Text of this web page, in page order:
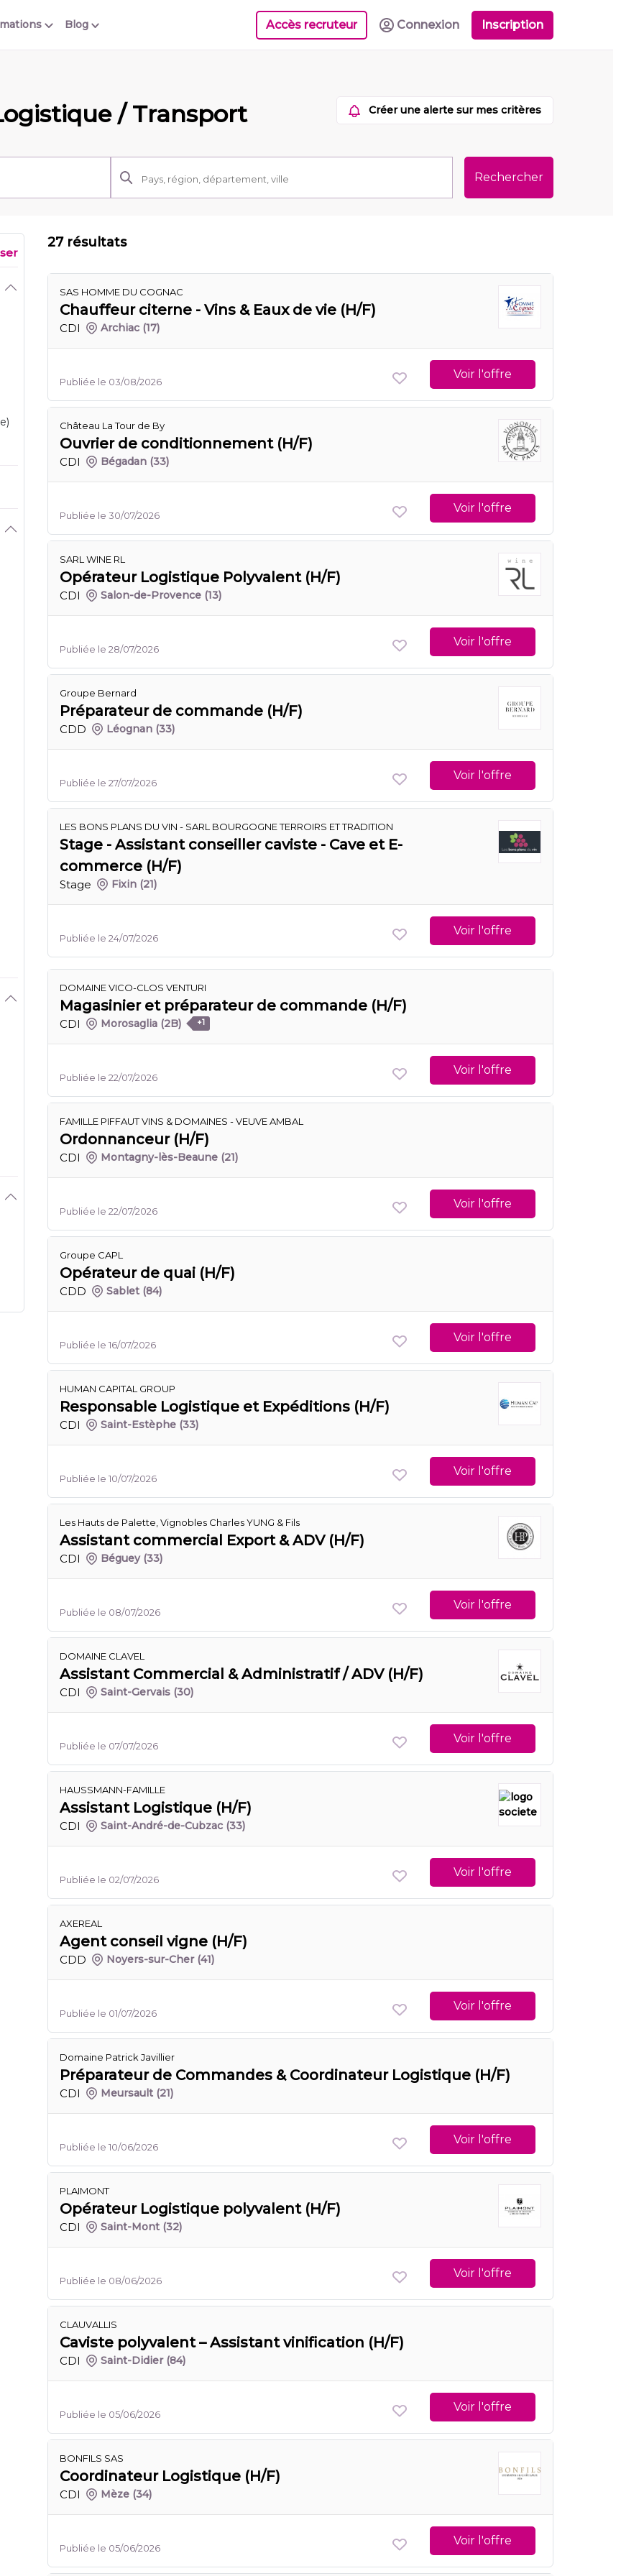
Blog Accès recruteur Connexion Inscription
/ Transport Créer une alerte sur mes critères
Rechercher
27 résultats
SAS HOMME DU COGNAC
Chauffeur citerne - Vins & Eaux de vie (H/F)
CDI Archiac (17)
Publiée le 03/08/2026
Voir l'offre
Château La Tour de By
Ouvrier de conditionnement (H/F)
CDI Bégadan (33)
Publiée le 30/07/2026
Voir l'offre
SARL WINE RL
Opérateur Logistique Polyvalent (H/F)
CDI Salon-de-Provence (13)
Publiée le 28/07/2026
Voir l'offre
Groupe Bernard
Préparateur de commande (H/F)
CDD Léognan (33)
Publiée le 27/07/2026
Voir l'offre
LES BONS PLANS DU VIN - SARL BOURGOGNE TERROIRS ET TRADITION
Stage - Assistant conseiller caviste - Cave et E-
commerce (H/F)
Stage Fixin (21)
Publiée le 24/07/2026
Voir l'offre
DOMAINE VICO-CLOS VENTURI
Magasinier et préparateur de commande (H/F)
CDI Morosaglia (2B) +1
Publiée le 22/07/2026
Voir l'offre
FAMILLE PIFFAUT VINS & DOMAINES - VEUVE AMBAL
Ordonnanceur (H/F)
CDI Montagny-lès-Beaune (21)
Publiée le 22/07/2026
Voir l'offre
Groupe CAPL
Opérateur de quai (H/F)
CDD Sablet (84)
Publiée le 16/07/2026
Voir l'offre
HUMAN CAPITAL GROUP
Responsable Logistique et Expéditions (H/F)
CDI Saint-Estèphe (33)
Publiée le 10/07/2026
Voir l'offre
Les Hauts de Palette, Vignobles Charles YUNG & Fils
Assistant commercial Export & ADV (H/F)
CDI Béguey (33)
Publiée le 08/07/2026
Voir l'offre
DOMAINE CLAVEL
Assistant Commercial & Administratif / ADV (H/F)
CDI Saint-Gervais (30)
Publiée le 07/07/2026
Voir l'offre
HAUSSMANN-FAMILLE
Assistant Logistique (H/F)
CDI Saint-André-de-Cubzac (33)
Publiée le 02/07/2026
Voir l'offre
AXEREAL
Agent conseil vigne (H/F)
CDD Noyers-sur-Cher (41)
Publiée le 01/07/2026
Voir l'offre
Domaine Patrick Javillier
Préparateur de Commandes & Coordinateur Logistique (H/F)
CDI Meursault (21)
Publiée le 10/06/2026
Voir l'offre
PLAIMONT
Opérateur Logistique polyvalent (H/F)
CDI Saint-Mont (32)
Publiée le 08/06/2026
Voir l'offre
CLAUVALLIS
Caviste polyvalent – Assistant vinification (H/F)
CDI Saint-Didier (84)
Publiée le 05/06/2026
Voir l'offre
BONFILS SAS
Coordinateur Logistique (H/F)
CDI Mèze (34)
Publiée le 05/06/2026
Voir l'offre